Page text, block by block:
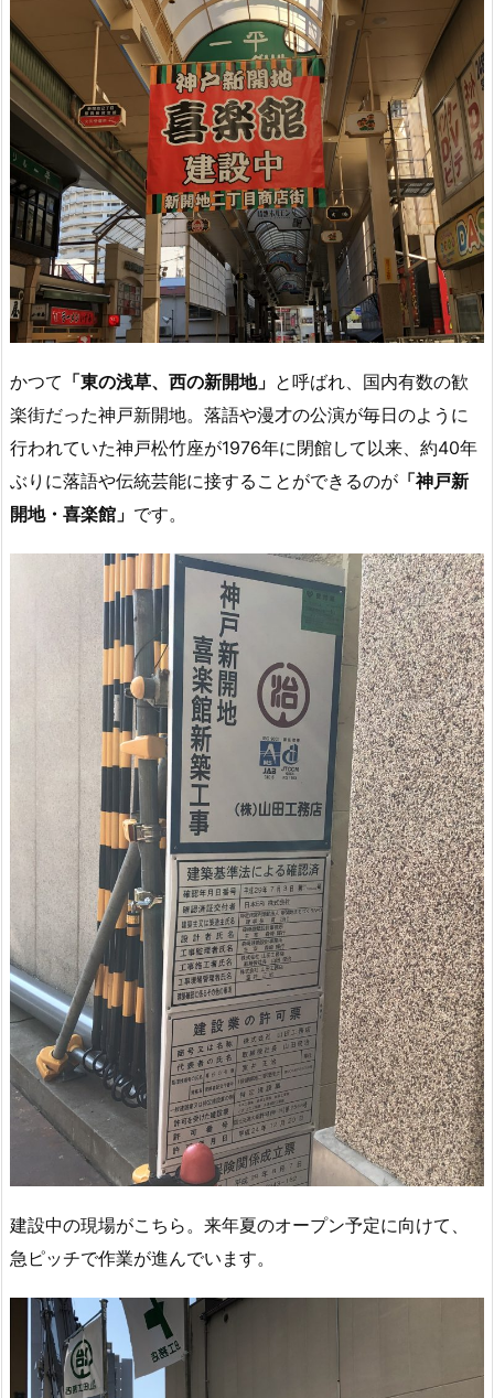
かつて 「東の浅草、西の新開地」 と呼ばれ、国内有数の歓
楽街だった神戸新開地。落語や漫才の公演が毎日のように
行われていた神戸松竹座が1976年に閉館して以来、約40年
ぶりに落語や伝統芸能に接することができるのが 「神戸新
開地・喜楽館」 です。
建設中の現場がこちら。来年夏のオープン予定に向けて、
急ピッチで作業が進んでいます。